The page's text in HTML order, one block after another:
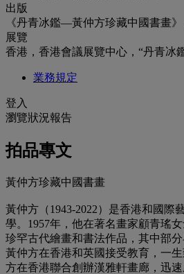
出版
《丹青冰鑑—黃仲方珍藏中國書畫》
展覽
香港，香港會議展覽中心，“丹青冰
業務規定
登入
瀏覽狀況報告
拍品專文
黃仲方珍藏中國書畫
黃仲方（1943-2022）是香港和國
學。1957年，他在著名畫家顧青瑤
珍罕古代繪畫和書法作品，其中部分
黃仲方在香港和英國接受教育，一
方在香港聯合創辦漢雅軒畫廊，迅